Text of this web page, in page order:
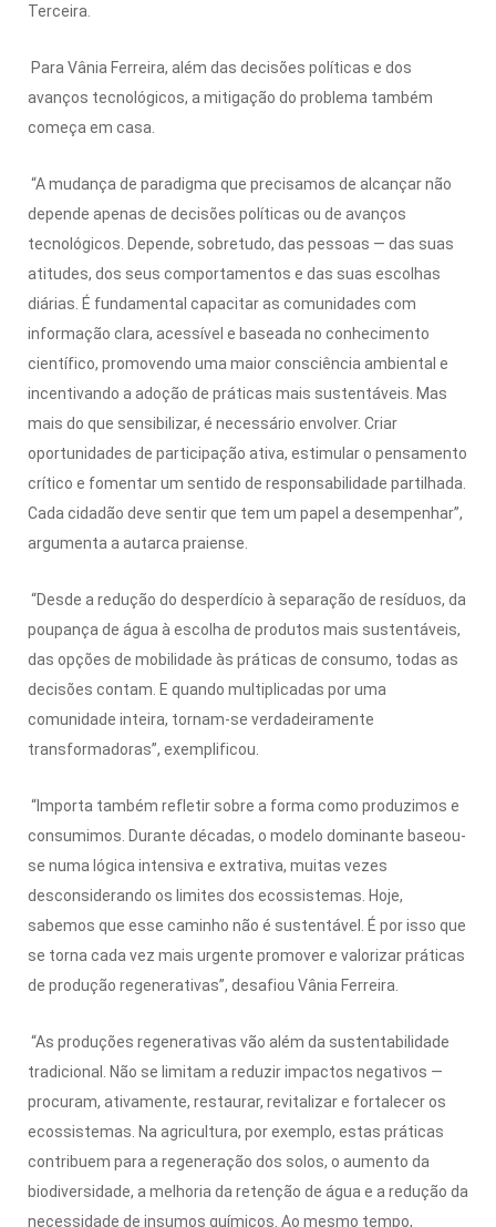
Terceira.
Para Vânia Ferreira, além das decisões políticas e dos
avanços tecnológicos, a mitigação do problema também
começa em casa.
“A mudança de paradigma que precisamos de alcançar não
depende apenas de decisões políticas ou de avanços
tecnológicos. Depende, sobretudo, das pessoas — das suas
atitudes, dos seus comportamentos e das suas escolhas
diárias. É fundamental capacitar as comunidades com
informação clara, acessível e baseada no conhecimento
científico, promovendo uma maior consciência ambiental e
incentivando a adoção de práticas mais sustentáveis. Mas
mais do que sensibilizar, é necessário envolver. Criar
oportunidades de participação ativa, estimular o pensamento
crítico e fomentar um sentido de responsabilidade partilhada.
Cada cidadão deve sentir que tem um papel a desempenhar”,
argumenta a autarca praiense.
“Desde a redução do desperdício à separação de resíduos, da
poupança de água à escolha de produtos mais sustentáveis,
das opções de mobilidade às práticas de consumo, todas as
decisões contam. E quando multiplicadas por uma
comunidade inteira, tornam-se verdadeiramente
transformadoras”, exemplificou.
“Importa também refletir sobre a forma como produzimos e
consumimos. Durante décadas, o modelo dominante baseou-
se numa lógica intensiva e extrativa, muitas vezes
desconsiderando os limites dos ecossistemas. Hoje,
sabemos que esse caminho não é sustentável. É por isso que
se torna cada vez mais urgente promover e valorizar práticas
de produção regenerativas”, desafiou Vânia Ferreira.
“As produções regenerativas vão além da sustentabilidade
tradicional. Não se limitam a reduzir impactos negativos —
procuram, ativamente, restaurar, revitalizar e fortalecer os
ecossistemas. Na agricultura, por exemplo, estas práticas
contribuem para a regeneração dos solos, o aumento da
biodiversidade, a melhoria da retenção de água e a redução da
necessidade de insumos químicos. Ao mesmo tempo,